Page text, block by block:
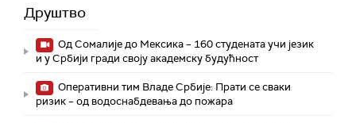
Друштво
Од Сомалије до Мексика – 160 студената учи језик
и у Србији гради своју академску будућност
Оперативни тим Владе Србије: Прати се сваки
ризик – од водоснабдевања до пожара